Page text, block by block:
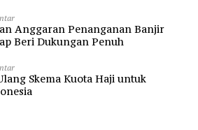
Anggaran Penanganan Banjir
Beri Dukungan Penuh
Skema Kuota Haji untuk